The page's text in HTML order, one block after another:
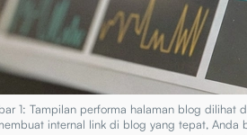
1: Tampilan performa halaman blog dilihat
internal link di blog yang tepat, Anda